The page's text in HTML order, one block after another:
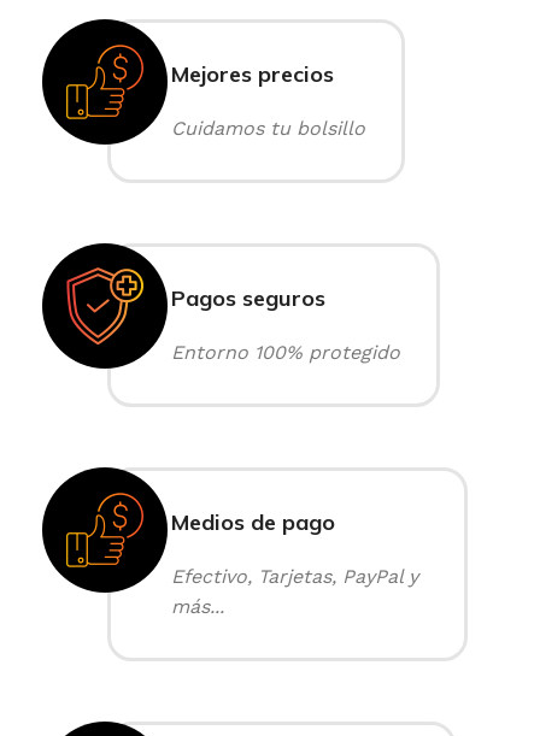
Mejores precios
Cuidamos tu bolsillo
Pagos seguros
Entorno 100% protegido
Medios de pago
Efectivo, Tarjetas, PayPal y
más...